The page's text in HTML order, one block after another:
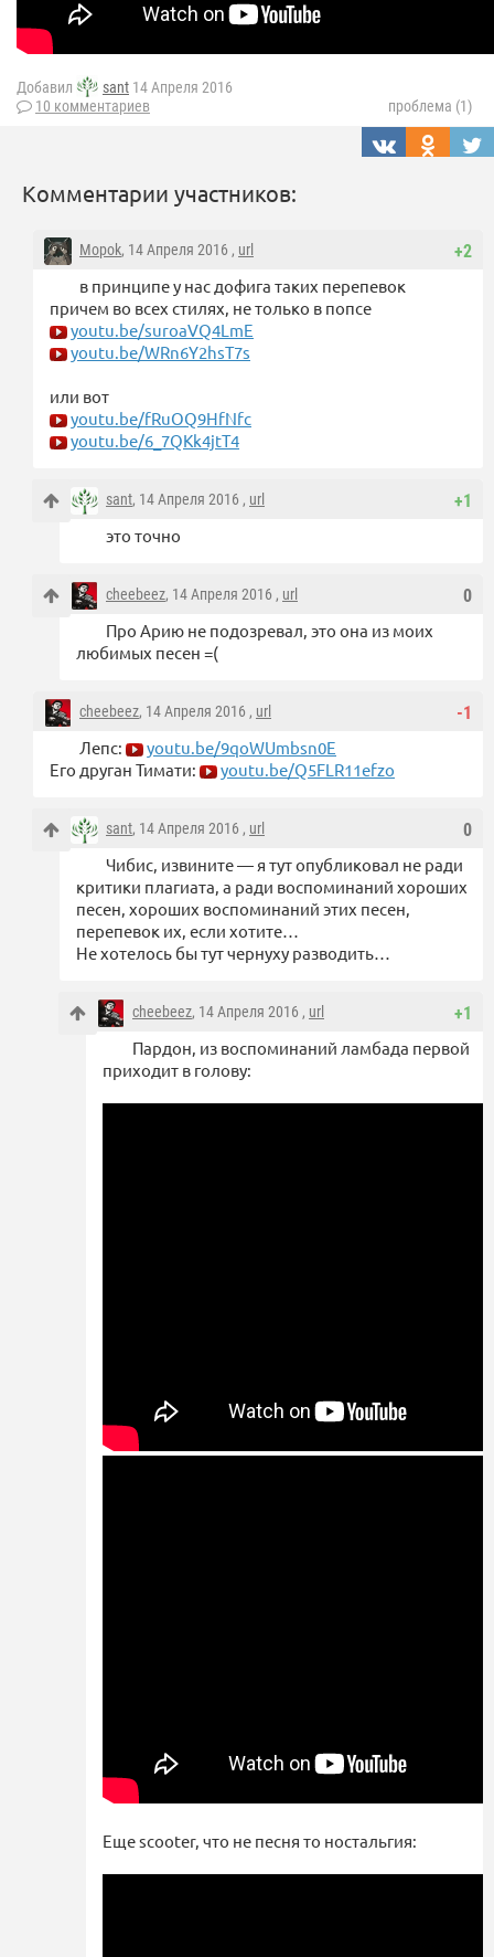
Добавил sant 14 Апреля 2016
10 комментариев
проблема (1)
Комментарии участников:
+2
Mopok, 14 Апреля 2016 , url
в принципе у нас дофига таких перепевок
причем во всех стилях, не только в попсе
youtu.be/suroaVQ4LmE
youtu.be/WRn6Y2hsT7s
или вот
youtu.be/fRuOQ9HfNfc
youtu.be/6_7QKk4jtT4
+1
sant, 14 Апреля 2016 , url
это точно
0
cheebeez, 14 Апреля 2016 , url
Про Арию не подозревал, это она из моих
любимых песен =(
-1
cheebeez, 14 Апреля 2016 , url
Лепс:
youtu.be/9qoWUmbsn0E
Его друган Тимати:
youtu.be/Q5FLR11efzo
0
sant, 14 Апреля 2016 , url
Чибис, извините — я тут опубликовал не ради
критики плагиата, а ради воспоминаний хороших
песен, хороших воспоминаний этих песен,
перепевок их, если хотите…
Не хотелось бы тут чернуху разводить…
+1
cheebeez, 14 Апреля 2016 , url
Пардон, из воспоминаний ламбада первой
приходит в голову:
Еще scooter, что не песня то ностальгия: